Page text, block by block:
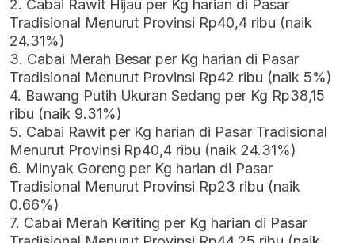
2. Cabai Rawit Hijau per Kg harian di Pasar
Tradisional Menurut Provinsi Rp40,4 ribu (naik
24.31%)
3. Cabai Merah Besar per Kg harian di Pasar
Tradisional Menurut Provinsi Rp42 ribu (naik 5%)
4. Bawang Putih Ukuran Sedang per Kg Rp38,15
ribu (naik 9.31%)
5. Cabai Rawit per Kg harian di Pasar Tradisional
Menurut Provinsi Rp40,4 ribu (naik 24.31%)
6. Minyak Goreng per Kg harian di Pasar
Tradisional Menurut Provinsi Rp23 ribu (naik
0.66%)
7. Cabai Merah Keriting per Kg harian di Pasar